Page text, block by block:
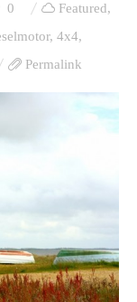
0 Featured,
, 4x4,
Permalink